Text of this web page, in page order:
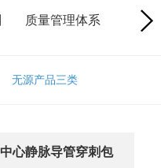
质量管理体系 临床
无源产品三类
中心静脉导管穿刺包